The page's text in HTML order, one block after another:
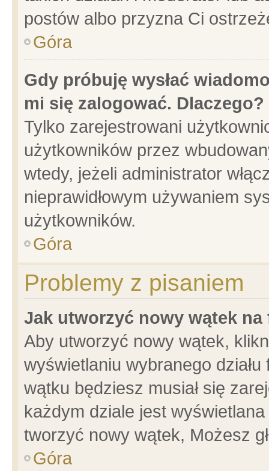
postów albo przyzna Ci
Góra
Gdy próbuję wysłać
mi się zalogować. Dlaczego?
Tylko zarejestrowani
użytkowników przez
wtedy, jeżeli administrator
nieprawidłowym używaniem
użytkowników.
Góra
Problemy z pisaniem
Jak utworzyć nowy wątek na
Aby utworzyć nowy wątek,
wyświetlaniu wybranego
wątku będziesz musiał się
każdym dziale jest
tworzyć nowy wątek, Możesz
Góra